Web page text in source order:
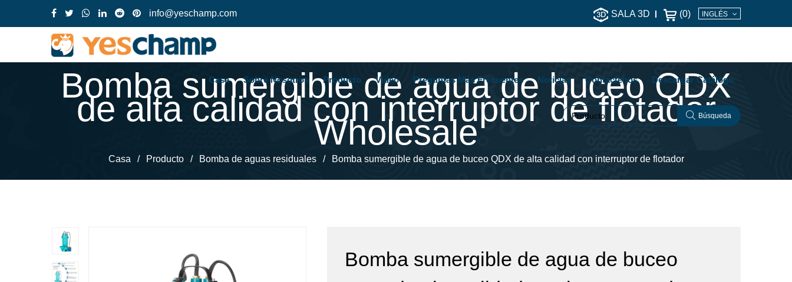
info@yeschamp.com SALA 3D (0) INGLÉS
Casa Sobre Nosotros Producto Video Preguntas Más Frecuentes Noticias Contáctenos Descargar Catálogo
Producto Búsqueda
Bomba sumergible de agua de buceo QDX
de alta calidad con interruptor de flotador
Wholesale
Casa / Producto / Bomba de aguas residuales / Bomba sumergible de agua de buceo QDX de alta calidad con interruptor de flotador
Bomba sumergible de agua de buceo